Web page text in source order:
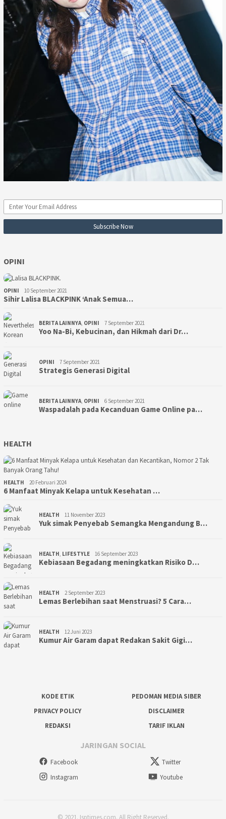
OPINI
OPINI 10 September 2021
Sihir Lalisa BLACKPINK ‘Anak Semua…
BERITA LAINNYA OPINI 7 September 2021
Yoo Na-Bi, Kebucinan, dan Hikmah dari Dr…
OPINI 7 September 2021
Strategis Generasi Digital
BERITA LAINNYA OPINI 6 September 2021
Waspadalah pada Kecanduan Game Online pa…
HEALTH
HEALTH 20 Februari 2024
6 Manfaat Minyak Kelapa untuk Kesehatan …
HEALTH 11 November 2023
Yuk simak Penyebab Semangka Mengandung B…
HEALTH LIFESTYLE 16 September 2023
Kebiasaan Begadang meningkatkan Risiko D…
HEALTH 2 September 2023
Lemas Berlebihan saat Menstruasi? 5 Cara…
HEALTH 12 Juni 2023
Kumur Air Garam dapat Redakan Sakit Gigi…
KODE ETIK
PEDOMAN MEDIA SIBER
PRIVACY POLICY
DISCLAIMER
REDAKSI
TARIF IKLAN
JARINGAN SOCIAL
Facebook
Twitter
Instagram
Youtube